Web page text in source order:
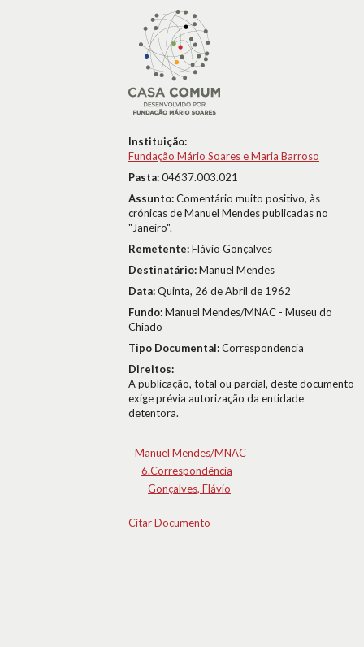
Instituição:
Fundação Mário Soares e Maria Barroso
Pasta:04637.003.021
Assunto:Comentário muito positivo, às
crónicas de Manuel Mendes publicadas no
"Janeiro".
Remetente:Flávio Gonçalves
Destinatário:Manuel Mendes
Data:Quinta, 26 de Abril de 1962
Fundo:Manuel Mendes/MNAC - Museu do
Chiado
Tipo Documental:Correspondencia
Direitos:
A publicação, total ou parcial, deste documento
exige prévia autorização da entidade
detentora.
Manuel Mendes/MNAC
6.Correspondência
Gonçalves, Flávio
Citar Documento